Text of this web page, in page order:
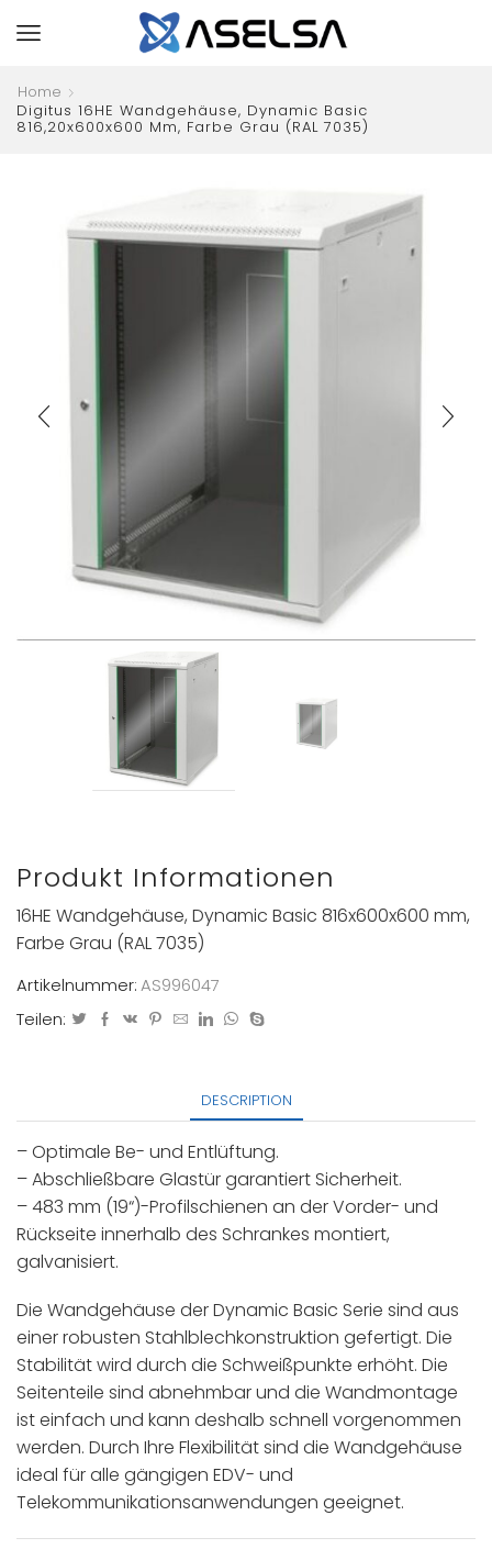
Home
Digitus 16HE Wandgehäuse, Dynamic Basic
816,20x600x600 Mm, Farbe Grau (RAL 7035)
Produkt Informationen
16HE Wandgehäuse, Dynamic Basic 816x600x600 mm,
Farbe Grau (RAL 7035)
Artikelnummer:AS996047
Teilen:
DESCRIPTION
– Optimale Be- und Entlüftung.
– Abschließbare Glastür garantiert Sicherheit.
– 483 mm (19“)-Profilschienen an der Vorder- und
Rückseite innerhalb des Schrankes montiert,
galvanisiert.
Die Wandgehäuse der Dynamic Basic Serie sind aus
einer robusten Stahlblechkonstruktion gefertigt. Die
Stabilität wird durch die Schweißpunkte erhöht. Die
Seitenteile sind abnehmbar und die Wandmontage
ist einfach und kann deshalb schnell vorgenommen
werden. Durch Ihre Flexibilität sind die Wandgehäuse
ideal für alle gängigen EDV- und
Telekommunikationsanwendungen geeignet.